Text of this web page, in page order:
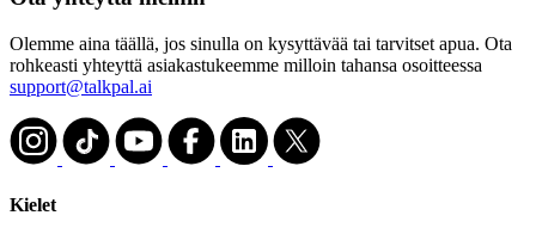
Olemme aina täällä, jos sinulla on kysyttävää tai tarvitset apua. Ota
rohkeasti yhteyttä asiakastukeemme milloin tahansa osoitteessa
support@talkpal.ai
Kielet